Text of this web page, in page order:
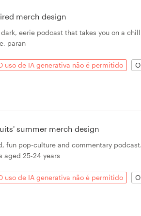
merch design
eerie podcast that takes you on a
paran
uso de IA generativa não é permitido
summer merch design
fun pop-culture and commentary
aged 25-24 years
uso de IA generativa não é permitido